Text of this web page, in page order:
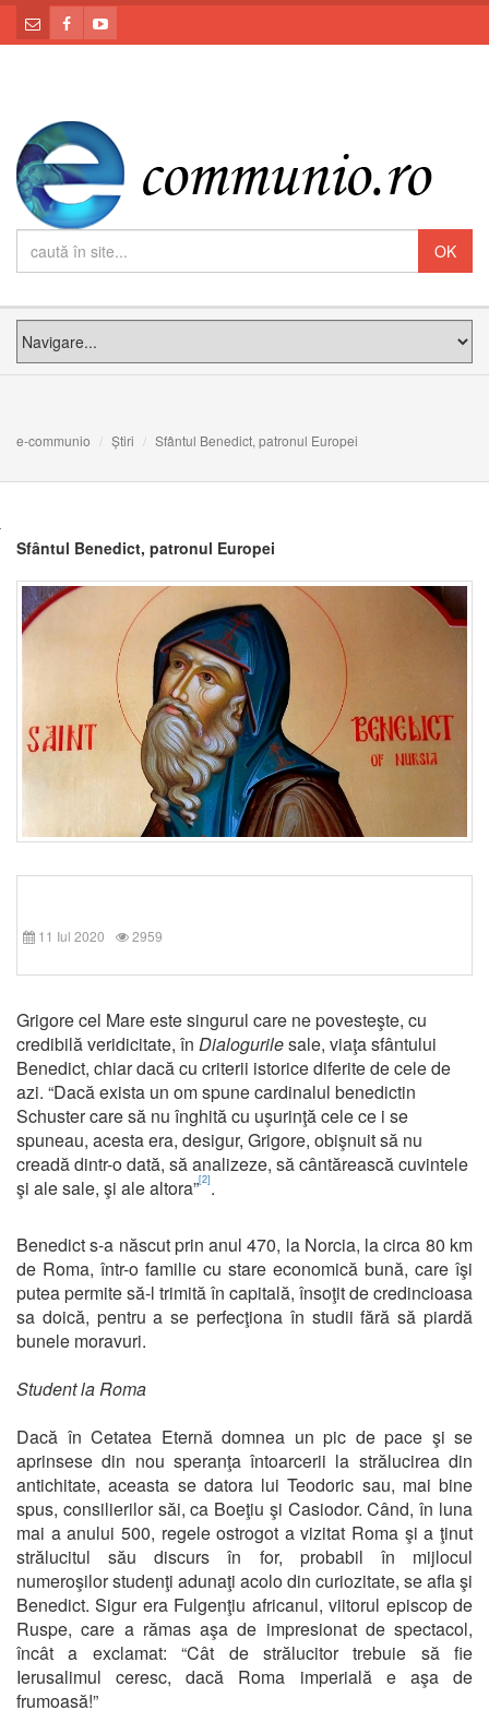
e-communio Știri Sfântul Benedict, patronul Europei
Sfântul Benedict, patronul Europei
11 Iul 2020 2959
Grigore cel Mare este singurul care ne povesteşte, cu
credibilă veridicitate, în Dialogurilesale, viaţa sfântului
Benedict, chiar dacă cu criterii istorice diferite de cele de
azi. “Dacă exista un om spune cardinalul benedictin
Schuster care să nu înghită cu uşurinţă cele ce i se
spuneau, acesta era, desigur, Grigore, obişnuit să nu
creadă dintr-o dată, să analizeze, să cântărească cuvintele
şi ale sale, şi ale altora”[2].
Benedict s-a născut prin anul 470, la Norcia, la circa 80 km
de Roma, într-o familie cu stare economică bună, care îşi
putea permite să-l trimită în capitală, însoţit de credincioasa
sa doică, pentru a se perfecţiona în studii fără să piardă
bunele moravuri.
Student la Roma
Dacă în Cetatea Eternă domnea un pic de pace şi se
aprinsese din nou speranţa întoarcerii la strălucirea din
antichitate, aceasta se datora lui Teodoric sau, mai bine
spus, consilierilor săi, ca Boeţiu şi Casiodor. Când, în luna
mai a anului 500, regele ostrogot a vizitat Roma şi a ţinut
strălucitul său discurs în for, probabil în mijlocul
numeroşilor studenţi adunaţi acolo din curiozitate, se afla şi
Benedict. Sigur era Fulgenţiu africanul, viitorul episcop de
Ruspe, care a rămas aşa de impresionat de spectacol,
încât a exclamat: “Cât de strălucitor trebuie să fie
Ierusalimul ceresc, dacă Roma imperială e aşa de
frumoasă!”